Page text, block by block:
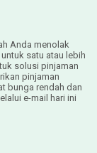
Anda menolak
satu atau lebih
solusi pinjaman
pinjaman
bunga rendah dan
e-mail hari ini